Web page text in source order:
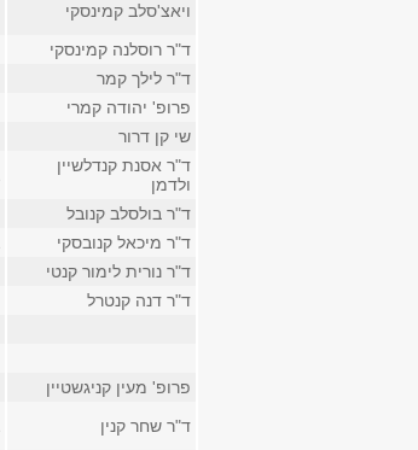
ויאצ'סלב קמינסקי
ד"ר רוסלנה קמינסקי
ד"ר לילך קמר
פרופ' יהודה קמרי
שי קן דרור
ד"ר אסנת קנדלשיין
ולדמן
ד"ר בולסלב קנובל
ד"ר מיכאל קנובסקי
ד"ר נורית לימור קנטי
ד"ר דנה קנטרל
פרופ' מעין קניגשטיין
ד"ר שחר קנין